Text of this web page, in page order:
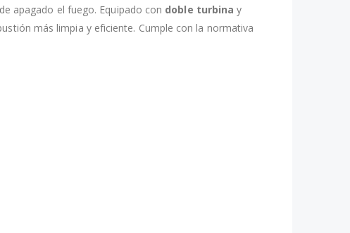
apagado el fuego. Equipado con doble turbina y
más limpia y eficiente. Cumple con la normativa